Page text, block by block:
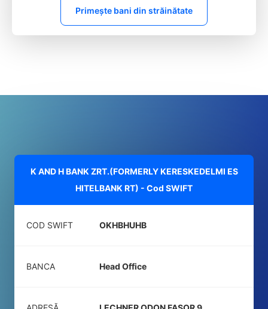
Primește bani din străinătate
K AND H BANK ZRT.(FORMERLY KERESKEDELMI ES
HITELBANK RT) - Cod SWIFT
COD SWIFT OKHBHUHB
BANCA Head Office